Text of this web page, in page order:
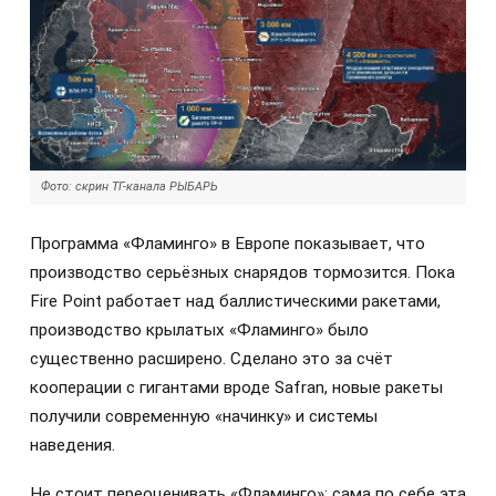
Фото: скрин ТГ-канала РЫБАРЬ
Программа «Фламинго» в Европе показывает, что
производство серьёзных снарядов тормозится. Пока
Fire Point работает над баллистическими ракетами,
производство крылатых «Фламинго» было
существенно расширено. Сделано это за счёт
кооперации с гигантами вроде Safran, новые ракеты
получили современную «начинку» и системы
наведения.